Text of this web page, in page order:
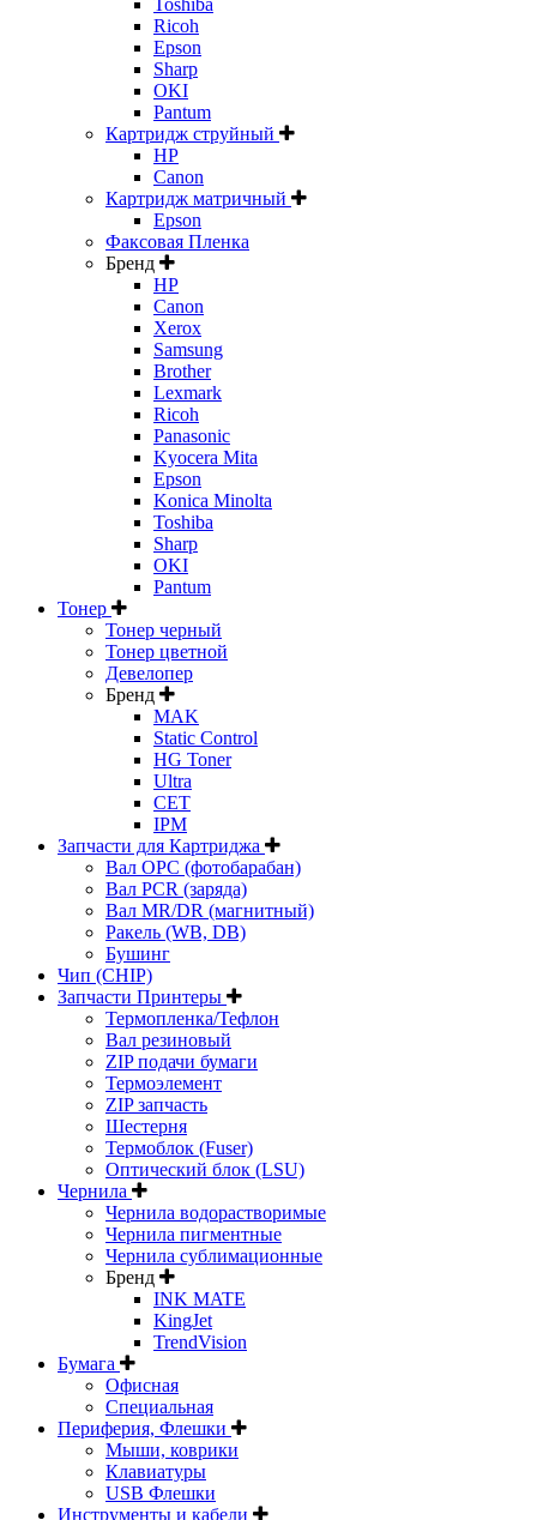
Ricoh
Epson
Sharp
OKI
Pantum
Картридж струйный
HP
Canon
Картридж матричный
Epson
Факсовая Пленка
Бренд
HP
Canon
Xerox
Samsung
Brother
Lexmark
Ricoh
Panasonic
Kyocera Mita
Epson
Konica Minolta
Toshiba
Sharp
OKI
Pantum
Тонер
Тонер черный
Тонер цветной
Девелопер
Бренд
MAK
Static Control
HG Toner
Ultra
CET
IPM
Запчасти для Картриджа
Вал OPC (фотобарабан)
Вал PCR (заряда)
Вал MR/DR (магнитный)
Ракель (WB, DB)
Бушинг
Чип (CHIP)
Запчасти Принтеры
Термопленка/Тефлон
Вал резиновый
ZIP подачи бумаги
Термоэлемент
ZIP запчасть
Шестерня
Термоблок (Fuser)
Оптический блок (LSU)
Чернила
Чернила водорастворимые
Чернила пигментные
Чернила сублимационные
Бренд
INK MATE
KingJet
TrendVision
Бумага
Офисная
Специальная
Периферия, Флешки
Мыши, коврики
Клавиатуры
USB Флешки
Инструменты и кабели